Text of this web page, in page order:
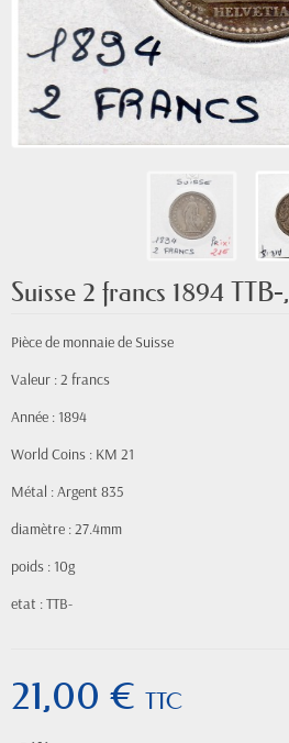
Suisse 2 francs 1894 TTB-
Pièce de monnaie de Suisse
Valeur : 2 francs
Année : 1894
World Coins : KM 21
Métal : Argent 835
diamètre : 27.4mm
poids : 10g
etat : TTB-
21,00 € TTC